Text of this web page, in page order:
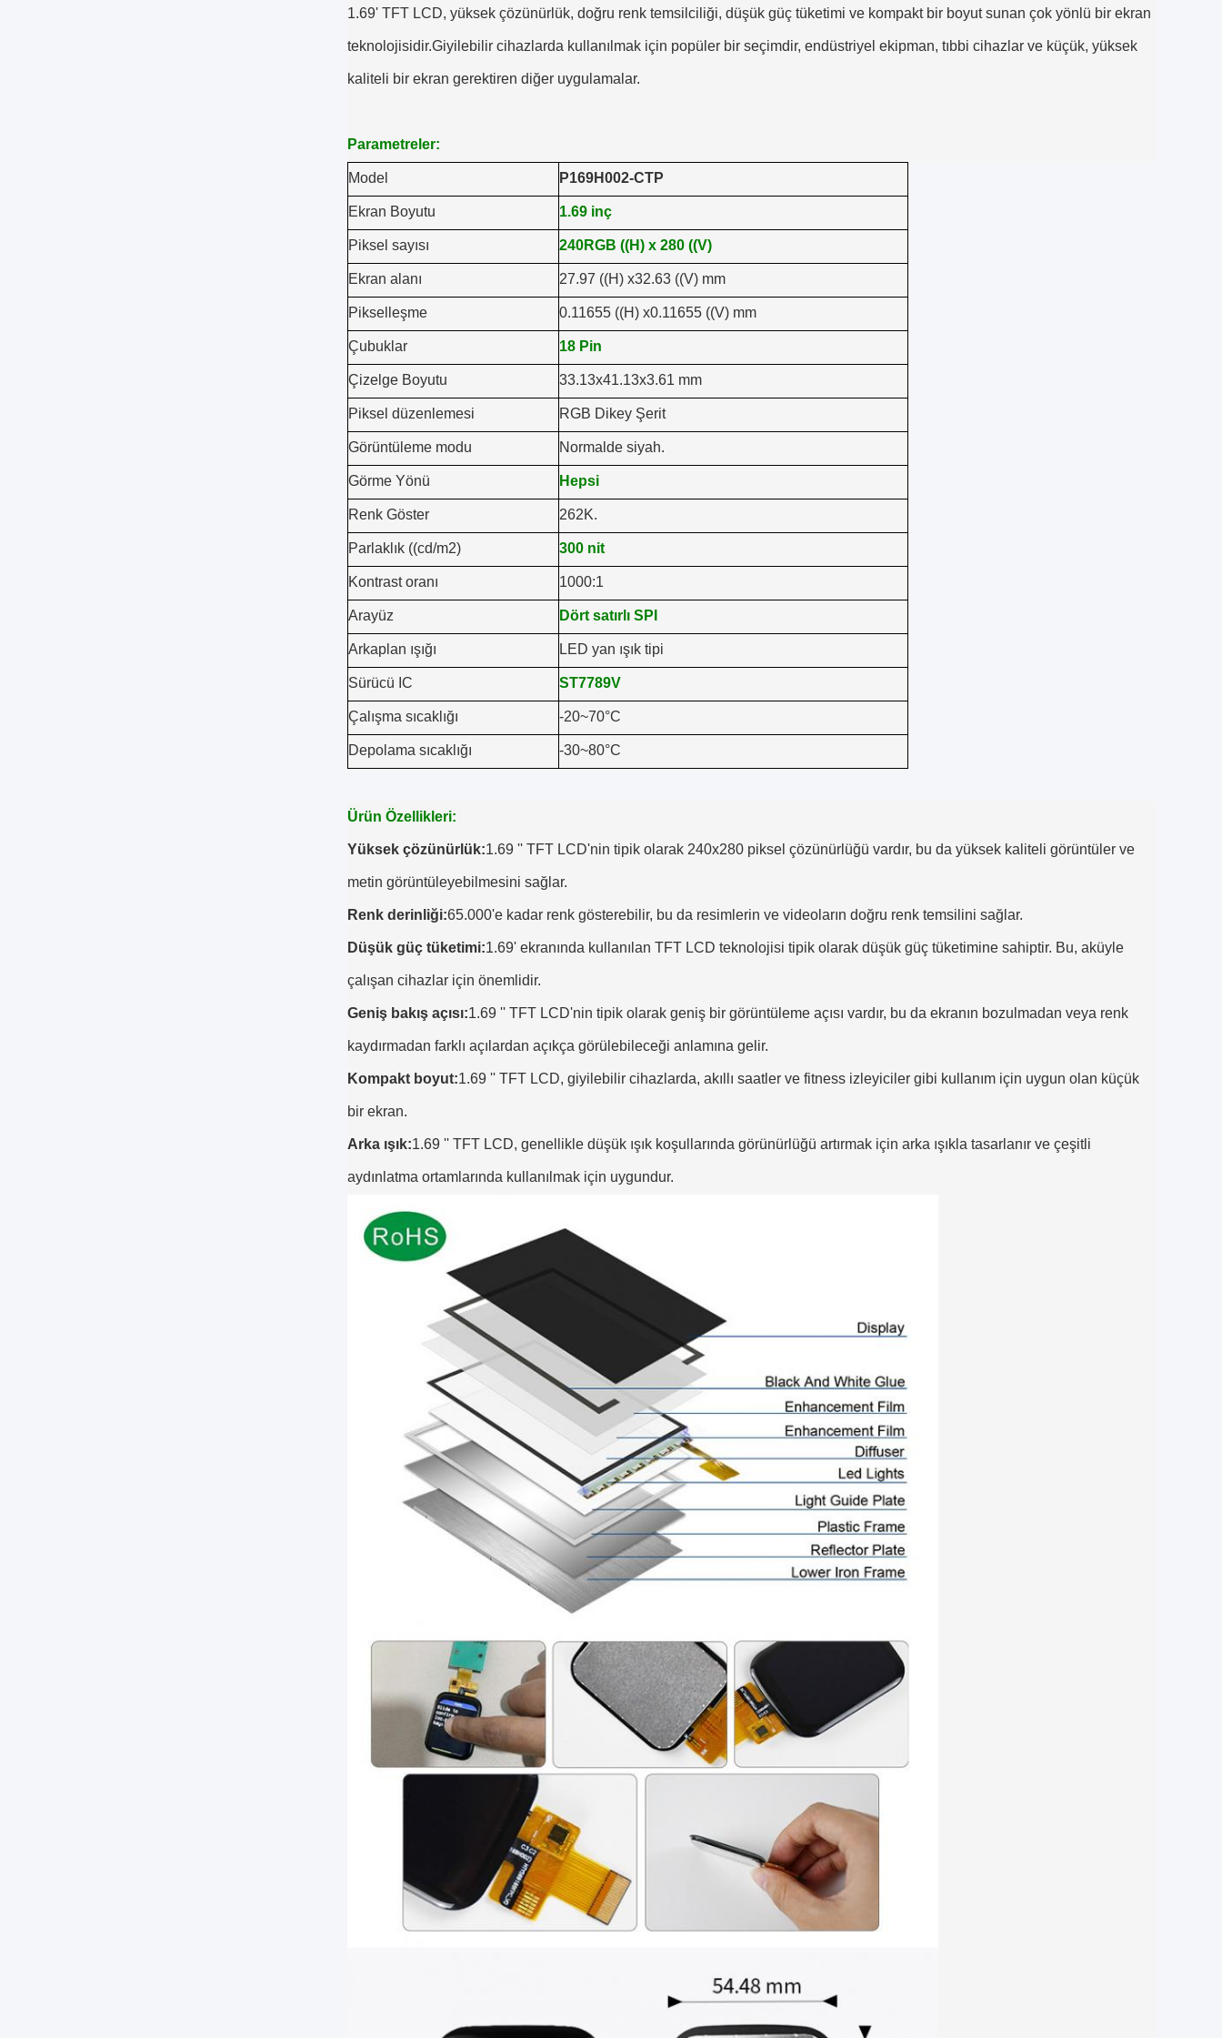
1.69' TFT LCD, yüksek çözünürlük, doğru renk temsilciliği, düşük güç tüketimi ve kompakt bir boyut sunan çok yönlü bir ekran
teknolojisidir.Giyilebilir cihazlarda kullanılmak için popüler bir seçimdir, endüstriyel ekipman, tıbbi cihazlar ve küçük, yüksek
kaliteli bir ekran gerektiren diğer uygulamalar.
Parametreler:
Model P169H002-CTP
Ekran Boyutu 1.69 inç
Piksel sayısı 240RGB ((H) x 280 ((V)
Ekran alanı 27.97 ((H) x32.63 ((V) mm
Pikselleşme 0.11655 ((H) x0.11655 ((V) mm
Çubuklar 18 Pin
Çizelge Boyutu 33.13x41.13x3.61 mm
Piksel düzenlemesi RGB Dikey Şerit
Görüntüleme modu Normalde siyah.
Görme Yönü Hepsi
Renk Göster 262K.
Parlaklık ((cd/m2) 300 nit
Kontrast oranı 1000:1
Arayüz Dört satırlı SPI
Arkaplan ışığı LED yan ışık tipi
Sürücü IC ST7789V
Çalışma sıcaklığı -20~70°C
Depolama sıcaklığı -30~80°C
Ürün Özellikleri:
Yüksek çözünürlük:1.69 '' TFT LCD'nin tipik olarak 240x280 piksel çözünürlüğü vardır, bu da yüksek kaliteli görüntüler ve
metin görüntüleyebilmesini sağlar.
Renk derinliği:65.000'e kadar renk gösterebilir, bu da resimlerin ve videoların doğru renk temsilini sağlar.
Düşük güç tüketimi:1.69' ekranında kullanılan TFT LCD teknolojisi tipik olarak düşük güç tüketimine sahiptir. Bu, aküyle
çalışan cihazlar için önemlidir.
Geniş bakış açısı:1.69 '' TFT LCD'nin tipik olarak geniş bir görüntüleme açısı vardır, bu da ekranın bozulmadan veya renk
kaydırmadan farklı açılardan açıkça görülebileceği anlamına gelir.
Kompakt boyut:1.69 '' TFT LCD, giyilebilir cihazlarda, akıllı saatler ve fitness izleyiciler gibi kullanım için uygun olan küçük
bir ekran.
Arka ışık:1.69 '' TFT LCD, genellikle düşük ışık koşullarında görünürlüğü artırmak için arka ışıkla tasarlanır ve çeşitli
aydınlatma ortamlarında kullanılmak için uygundur.